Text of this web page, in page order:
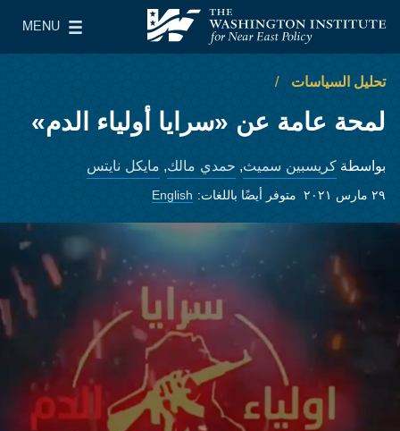
معهد واشنطن لسياسات الشرق الأدنى
MENU
Main Menu
تحليل السياسات
لمحة عامة عن «سرايا أولياء الدم»
بواسطة كريسبين سميث, حمدي مالك, مايكل نايتس
٢٩ مارس ٢٠٢١ متوفر أيضًا باللغات: English